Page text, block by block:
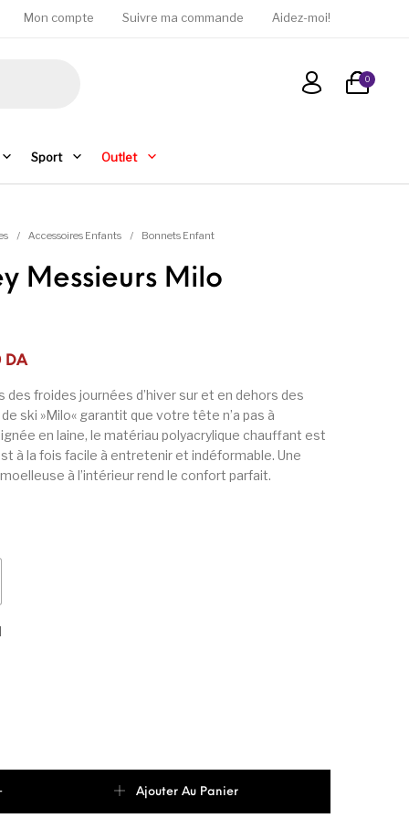
Mon compte Suivre ma commande Aidez-moi!
0
Sport Outlet
/ Accessoires Enfants / Bonnets Enfant
Messieurs Milo
: 2 200DA.
DA
: 1 250DA.
des froides journées d’hiver sur et en dehors des
ski »Milo« garantit que votre tête n’a pas à
en laine, le matériau polyacrylique chauffant est
à la fois facile à entretenir et indéformable. Une
à l’intérieur rend le confort parfait.
Ajouter Au Panier